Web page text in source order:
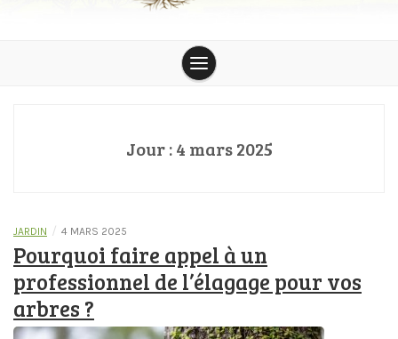
Jour :4 mars 2025
JARDIN / 4 MARS 2025
Pourquoi faire appel à un
professionnel de l’élagage pour vos
arbres ?